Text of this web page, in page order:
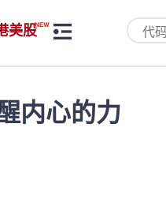
美股
内心的力